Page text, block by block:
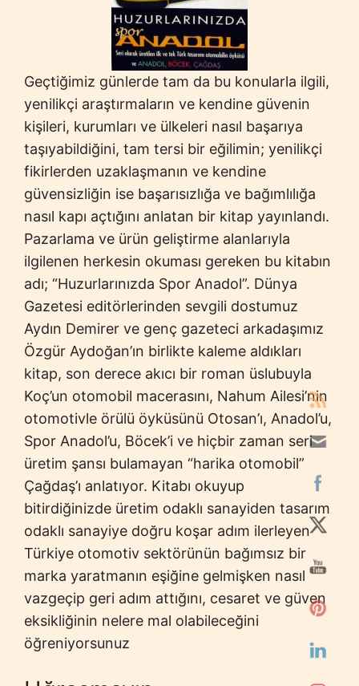
Geçtiğimiz günlerde tam da bu konularla ilgili,
yenilikçi araştırmaların ve kendine güvenin
kişileri, kurumları ve ülkeleri nasıl başarıya
taşıyabildiğini, tam tersi bir eğilimin; yenilikçi
fikirlerden uzaklaşmanın ve kendine
güvensizliğin ise başarısızlığa ve bağımlılığa
nasıl kapı açtığını anlatan bir kitap yayınlandı.
Pazarlama ve ürün geliştirme alanlarıyla
ilgilenen herkesin okuması gereken bu kitabın
adı; “Huzurlarınızda Spor Anadol”. Dünya
Gazetesi editörlerinden sevgili dostumuz
Aydın Demirer ve genç gazeteci arkadaşımız
Özgür Aydoğan’ın birlikte kaleme aldıkları
kitap, son derece akıcı bir roman üslubuyla
Koç’un otomobil macerasını, Nahum Ailesi’nin
otomotivle örülü öyküsünü Otosan’ı, Anadol’u,
Spor Anadol’u, Böcek’i ve hiçbir zaman seri
üretim şansı bulamayan “harika otomobil”
Çağdaş’ı anlatıyor. Kitabı okuyup
bitirdiğinizde üretim odaklı sanayiden tasarım
odaklı sanayiye doğru koşar adım ilerleyen
Türkiye otomotiv sektörünün bağımsız bir
marka yaratmanın eşiğine gelmişken nasıl
vazgeçip geri adım attığını, cesaret ve güven
eksikliğinin nelere mal olabileceğini
öğreniyorsunuz